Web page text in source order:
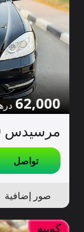
62,000
مرسيدس S350 للبيع
تواصل
صور إضافية
كوبيه